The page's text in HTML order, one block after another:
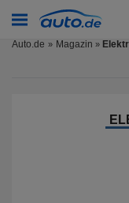
Auto.de Magazin »